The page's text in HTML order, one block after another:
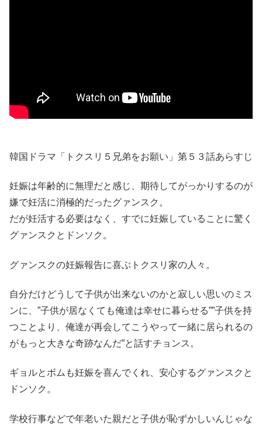
韓国ドラマ「トクスリ５兄弟をお願い」第５３話あらすじ
妊娠は年齢的に無理だと感じ、期待してがっかりするのが
嫌で妊活に消極的だったグァンスク。
だが妊活する必要はなく、すでに妊娠していることに驚く
グァンスクとドンソク。
グァンスクの妊娠報告に喜ぶトクスリ家の人々。
自分だけどうして子供が出来ないのかと寂しい思いのミス
ンに、”子供が居なくても俺達は幸せに暮らせる””子供を持
つことより、俺達が再会してこうやって一緒に居られるの
がもっと大きな奇跡なんだ”と話すチョンス。
ギョルとボムも妊娠を喜んでくれ、安心するグァンスクと
ドンソク。
学校行事などで年老いた親だと子供が恥ずかしいんじゃな